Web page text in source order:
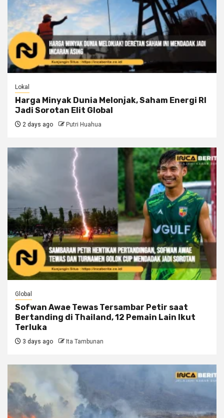
Lokal
Harga Minyak Dunia Melonjak, Saham Energi RI
Jadi Sorotan Elit Global
2 days ago Putri Huahua
Global
Sofwan Awae Tewas Tersambar Petir saat
Bertanding di Thailand, 12 Pemain Lain Ikut
Terluka
3 days ago Ita Tambunan